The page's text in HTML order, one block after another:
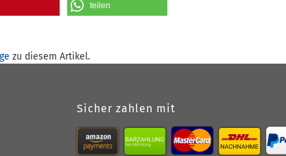
teilen
zu diesem Artikel.
Sicher zahlen mit